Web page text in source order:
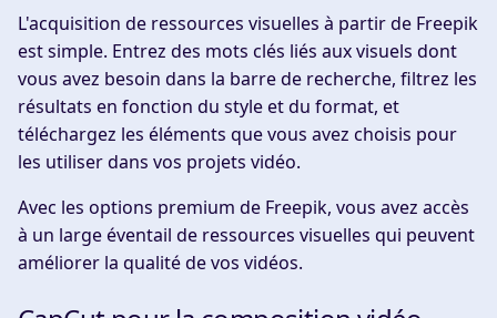
L'acquisition de ressources visuelles à partir de Freepik
est simple. Entrez des mots clés liés aux visuels dont
vous avez besoin dans la barre de recherche, filtrez les
résultats en fonction du style et du format, et
téléchargez les éléments que vous avez choisis pour
les utiliser dans vos projets vidéo.
Avec les options premium de Freepik, vous avez accès
à un large éventail de ressources visuelles qui peuvent
améliorer la qualité de vos vidéos.